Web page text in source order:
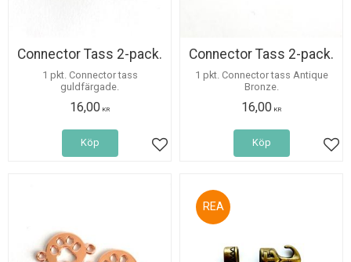
Connector Tass 2-pack.
1 pkt. Connector tass
guldfärgade.
16,00 KR
Lägg till i favoriter
Köp
Connector Tass 2-pack.
1 pkt. Connector tass Antique
Bronze.
16,00 KR
Köp
34%